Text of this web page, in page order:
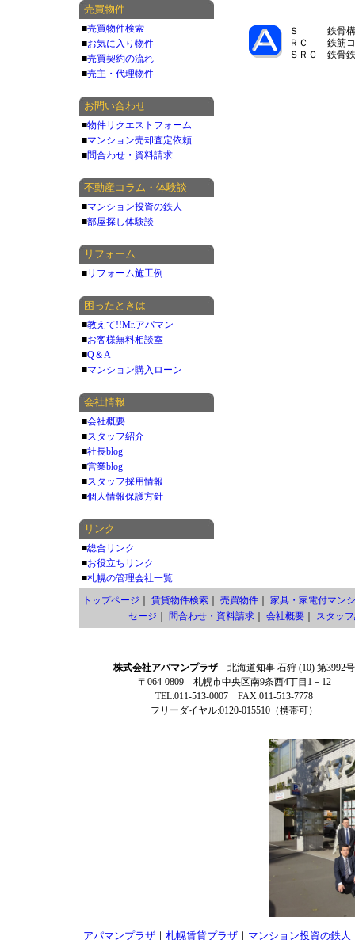
Ｓ 鉄骨構
ＲＣ 鉄筋コ
ＳＲＣ 鉄骨
売買物件
■売買物件検索
■お気に入り物件
■売買契約の流れ
■売主・代理物件
お問い合わせ
■物件リクエストフォーム
■マンション売却査定依頼
■問合わせ・資料請求
不動産コラム・体験談
■マンション投資の鉄人
■部屋探し体験談
リフォーム
■リフォーム施工例
困ったときは
■教えて!!Mr.アパマン
■お客様無料相談室
■Q＆A
■マンション購入ローン
会社情報
■会社概要
■スタッフ紹介
■社長blog
■営業blog
■スタッフ採用情報
■個人情報保護方針
リンク
■総合リンク
■お役立ちリンク
■札幌の管理会社一覧
トップページ
賃貸物件検索｜ 売買物件｜ 家具・家電付マン
セージ
問合わせ・資料請求｜ 会社概要｜ スタッ
株式会社アパマンプラザ北海道知事 石狩 (10) 第3992号
〒064-0809 札幌市中央区南9条西4丁目1－12
TEL:011-513-0007 FAX:011-513-7778
フリーダイヤル:0120-015510（携帯可）
アパマンプラザ ｜ 札幌賃貸プラザ ｜ マンション投資の鉄人